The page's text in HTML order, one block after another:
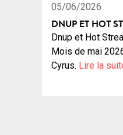
05/06/2026
DNUP ET HOT
Dnup et Hot
Mois de mai
Cyrus. Lire la